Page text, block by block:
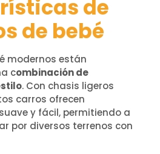
de
de bebé
modernos están
combinación de
. Con chasis ligeros
carros ofrecen
y fácil, permitiendo a
por diversos terrenos con